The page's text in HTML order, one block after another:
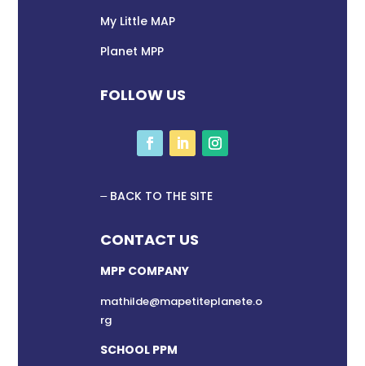
My Little MAP
Planet MPP
FOLLOW US
BACK TO THE SITE
CONTACT US
MPP COMPANY
mathilde@mapetiteplanete.o
rg
SCHOOL PPM